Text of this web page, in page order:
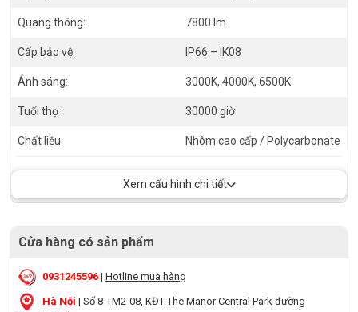
Quang thông: 7800 lm
Cấp bảo vệ: IP66 – IK08
Ánh sáng: 3000K, 4000K, 6500K
Tuổi thọ : 30000 giờ
Chất liệu: Nhôm cao cấp / Polycarbonate
Xem cấu hình chi tiết
Cửa hàng có sản phẩm
0931245596 | Hotline mua hàng
Hà Nội | Số 8-TM2-08, KĐT The Manor Central Park đường